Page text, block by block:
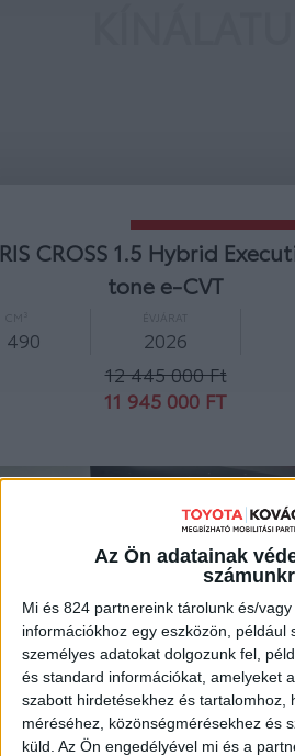
Az Ön adatainak
Mi és 824 partnereink tárolunk és/
információkhoz egy eszközön, például
személyes adatokat dolgozunk fel,
és standard információkat, amelyeket
szabott hirdetésekhez és tartalomhoz,
méréséhez, közönségmérésekhez és
küld. Az Ön engedélyével mi és a
YARIS CROSS 1.5
10 600 000 Ft
10 000 000 FT
MEGNÉZEM